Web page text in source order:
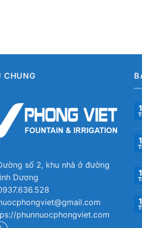
CHUNG
số 2, khu nhà ở đường
Dương
phunnuocphongviet.com